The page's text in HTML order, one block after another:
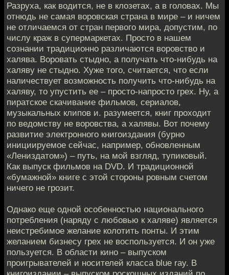
Разруха, как водится, не в клозетах, а в головах. Мы
отнюдь не самая воровская страна в мире – и ничем
не отличаемся от стран первого мира, допустим, по
числу краж в супермаркетах. Просто в нашем
сознании традиционно различаются воровство и
халява. Воровать стыдно, а получать что-нибудь на
халяву не стыдно. Хуже того, считается, что если
наличествует возможность получить что-нибудь на
халяву, то упустить ее – просто-напросто грех. Ну, а
пиратское скачивание фильмов, сериалов,
музыкальных клипов и. разумеется, книг проходит
по ведомству не воровства, а халявы. Вот почему
развитие электронного книгоиздания (бурно
инициируемое сейчас, например, обновленным
«Лениздатом») – путь, на мой взгляд, тупиковый.
Как выпуск фильмов на DVD. И традиционной
«бумажной» книге с этой стороны ровным счетом
ничего не грозит.
Однако еще одной особенностью национального
потребления (наряду с любовью к халяве) является
неистребимое желание колотить понты. И этим
желанием бизнесу грех не воспользуется. И он уже
пользуется. В области кино – выпуском
проигрывателей и носителей класса blue ray. В